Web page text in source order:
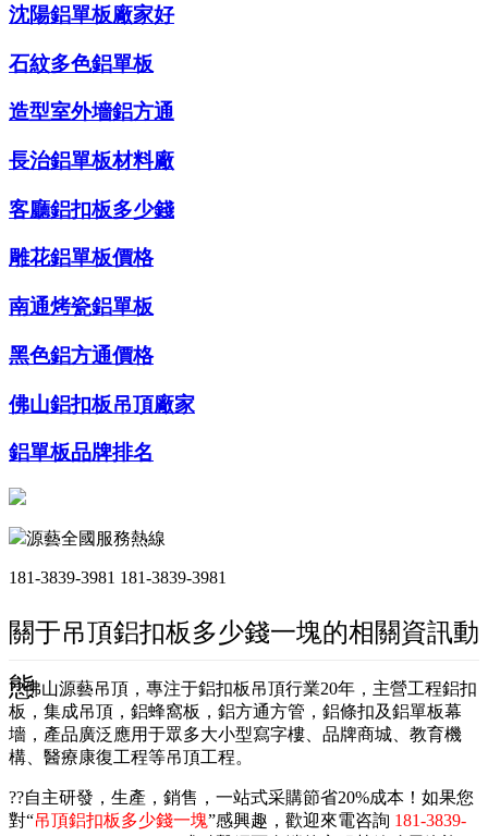
沈陽鋁單板廠家好
石紋多色鋁單板
造型室外墻鋁方通
長治鋁單板材料廠
客廳鋁扣板多少錢
雕花鋁單板價格
南通烤瓷鋁單板
黑色鋁方通價格
佛山鋁扣板吊頂廠家
鋁單板品牌排名
源藝全國服務熱線
181-3839-3981 181-3839-3981
關于吊頂鋁扣板多少錢一塊的相關資訊動
態
??佛山源藝吊頂，專注于鋁扣板吊頂行業20年，主營工程鋁扣
板，集成吊頂，鋁蜂窩板，鋁方通方管，鋁條扣及鋁單板幕
墻，產品廣泛應用于眾多大小型寫字樓、品牌商城、教育機
構、醫療康復工程等吊頂工程。
??自主研發，生產，銷售，一站式采購節省20%成本！如果您
對“吊頂鋁扣板多少錢一塊”感興趣，歡迎來電咨詢 181-3839-